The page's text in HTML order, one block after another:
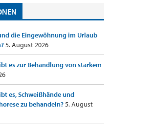
die Eingewöhnung im Urlaub
5. August 2026
es zur Behandlung von starkem
es, Schweißhände und
zu behandeln?5. August